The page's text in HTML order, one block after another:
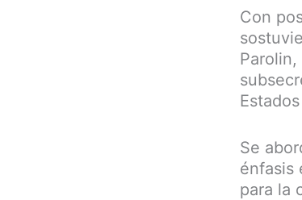
Con
Se
énfasis
para la